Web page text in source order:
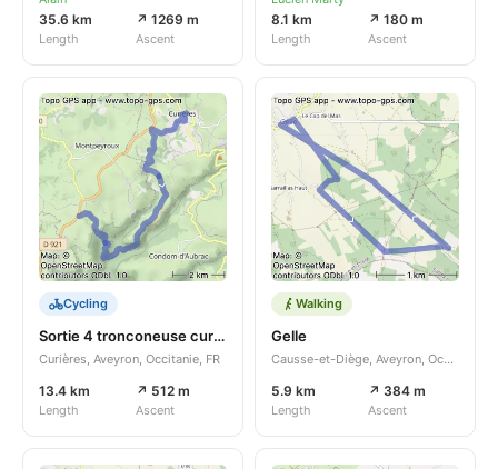
35.6 km
Length
↗ 1269 m
Ascent
8.1 km
Length
↗ 180 m
Ascent
Cycling
Sortie 4 tronconeuse curiere vitarelle
Curières, Aveyron, Occitanie, FR
13.4 km
Length
↗ 512 m
Ascent
Walking
Gelle
Causse-et-Diège, Aveyron, Occitanie, FR
5.9 km
Length
↗ 384 m
Ascent